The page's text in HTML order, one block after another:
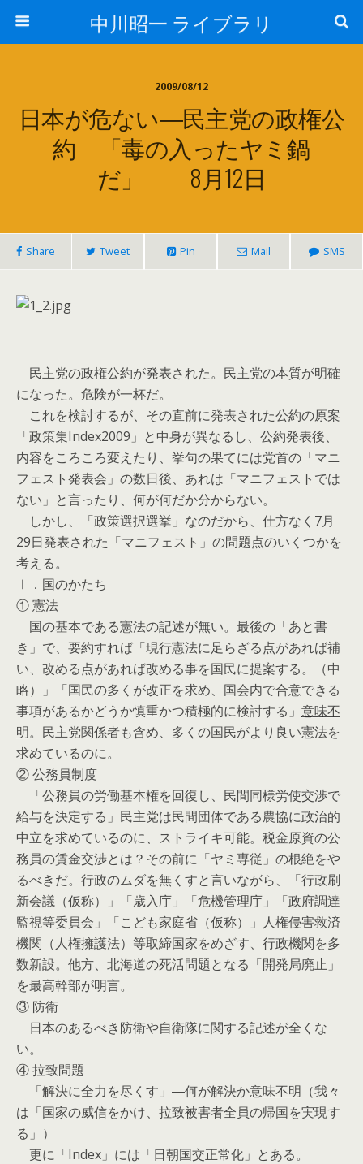
中川昭一 ライブラリ
2009/08/12
日本が危ない―民主党の政権公
約 「毒の入ったヤミ鍋
だ」 8月12日
Share Tweet Pin Mail SMS
民主党の政権公約が発表された。民主党の本質が明確
になった。危険が一杯だ。
これを検討するが、その直前に発表された公約の原案
「政策集Index2009」と中身が異なるし、公約発表後、
内容をころころ変えたり、挙句の果てには党首の「マニ
フェスト発表会」の数日後、あれは「マニフェストでは
ない」と言ったり、何が何だか分からない。
しかし、「政策選択選挙」なのだから、仕方なく7月
29日発表された「マニフェスト」の問題点のいくつかを
考える。
Ⅰ．国のかたち
① 憲法
国の基本である憲法の記述が無い。最後の「あと書
き」で、要約すれば「現行憲法に足らざる点があれば補
い、改める点があれば改める事を国民に提案する。（中
略）」「国民の多くが改正を求め、国会内で合意できる
事項があるかどうか慎重かつ積極的に検討する」 意味不
明。民主党関係者も含め、多くの国民がより良い憲法を
求めているのに。
② 公務員制度
「公務員の労働基本権を回復し、民間同様労使交渉で
給与を決定する」民主党は民間団体である農協に政治的
中立を求めているのに、ストライキ可能。税金原資の公
務員の賃金交渉とは？その前に「ヤミ専従」の根絶をや
るべきだ。行政のムダを無くすと言いながら、「行政刷
新会議（仮称）」「歳入庁」「危機管理庁」「政府調達
監視等委員会」「こども家庭省（仮称）」人権侵害救済
機関（人権擁護法）等取締国家をめざす、行政機関を多
数新設。他方、北海道の死活問題となる「開発局廃止」
を最高幹部が明言。
③ 防衛
日本のあるべき防衛や自衛隊に関する記述が全くな
い。
④ 拉致問題
「解決に全力を尽くす」―何が解決か意味不明 （我々
は「国家の威信をかけ、拉致被害者全員の帰国を実現す
る」）
更に「Index」には「日朝国交正常化」とある。